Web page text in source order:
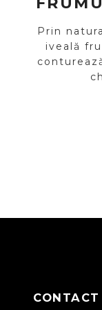
Prin
iveală
CONTACT